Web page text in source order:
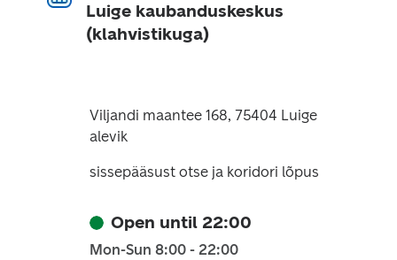
Luige kaubanduskeskus
(klahvistikuga)
Viljandi maantee 168, 75404 Luige
alevik
sissepääsust otse ja koridori lõpus
Open until 22:00
Mon-Sun 8:00 - 22:00